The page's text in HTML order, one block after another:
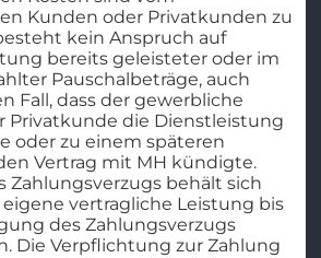
Kunden oder Privatkunden zu
kein Anspruch auf
bereits geleisteter oder im
Pauschalbeträge, auch
Fall, dass der gewerbliche
Privatkunde die Dienstleistung
oder zu einem späteren
Vertrag mit MH kündigte.
Zahlungsverzugs behält sich
eigene vertragliche Leistung bis
des Zahlungsverzugs
Die Verpflichtung zur Zahlung